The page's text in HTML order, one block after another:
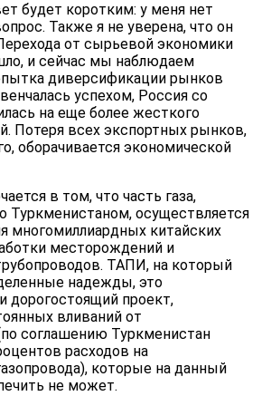
будет коротким: у меня нет
Также я не уверена, что он
от сырьевой экономики
и сейчас мы наблюдаем
диверсификации рынков
успехом, Россия со
на еще более жесткого
Потеря всех экспортных рынков,
оборачивается экономической
в том, что часть газа,
Туркменистаном, осуществляется
многомиллиардных китайских
месторождений и
ТАПИ, на который
надежды, это
дорогостоящий проект,
вливаний от
соглашению Туркменистан
расходов на
которые на данный
не может.